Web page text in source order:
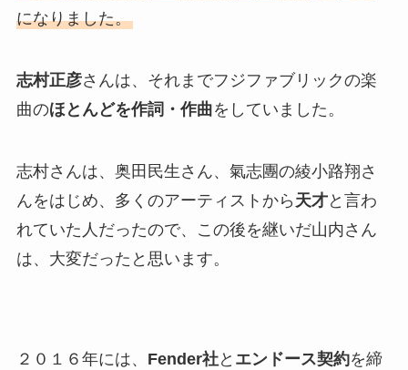
になりました。
志村正彦さんは、それまでフジファブリックの楽
曲のほとんどを作詞・作曲をしていました。
志村さんは、奥田民生さん、氣志團の綾小路翔さ
んをはじめ、多くのアーティストから 天才と言わ
れていた人だったので、この後を継いだ山内さん
は、大変だったと思います。
２０１６年には、 Fender社と エンドース契約を締